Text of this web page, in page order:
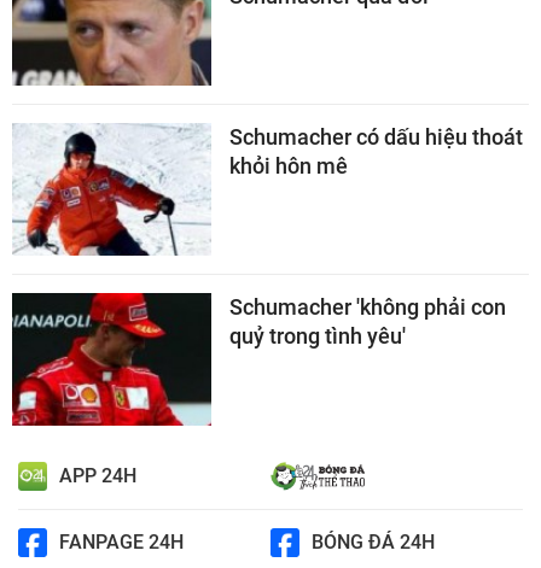
Schumacher có dấu hiệu thoát
khỏi hôn mê
Schumacher 'không phải con
quỷ trong tình yêu'
APP 24H
FANPAGE 24H BÓNG ĐÁ 24H